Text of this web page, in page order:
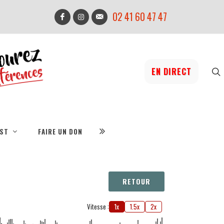
02 41 60 47 47
EN DIRECT
FAIRE UN DON
RETOUR
Vitesse : 1x 1.5x 2x